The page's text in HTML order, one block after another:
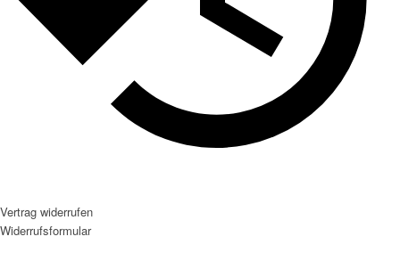
Vertrag widerrufen
Widerrufsformular